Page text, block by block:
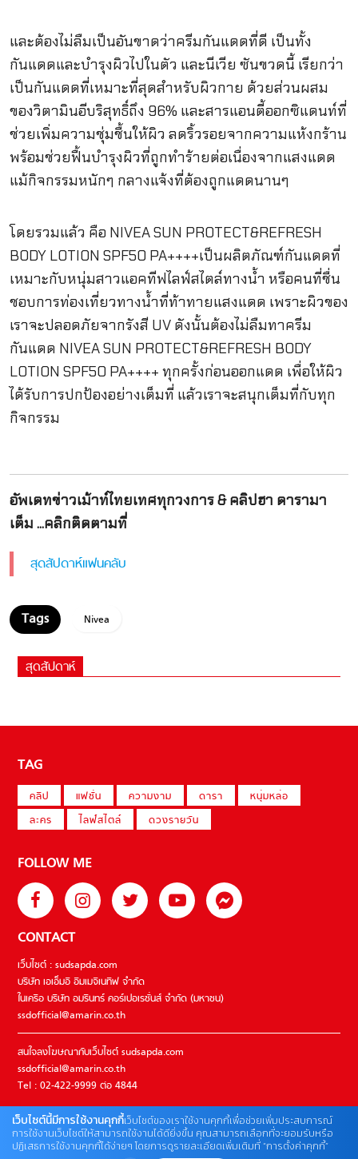
และต้องไม่ลืมเป็นอันขาดว่าครีมกันแดดที่ดี เป็นทั้ง
กันแดดและบำรุงผิวไปในตัว และนีเวีย ซันขวดนี้ เรียกว่า
เป็นกันแดดที่เหมาะที่สุดสำหรับผิวกาย ด้วยส่วนผสม
ของวิตามินอีบริสุทธิ์ถึง 96% และสารแอนตี้ออกซิแดนท์ที่
ช่วยเพิ่มความชุ่มชื้นให้ผิว ลดริ้วรอยจากความแห้งกร้าน
พร้อมช่วยฟื้นบำรุงผิวที่ถูกทำร้ายต่อเนื่องจากแสงแดด
แม้กิจกรรมหนักๆ กลางแจ้งที่ต้องถูกแดดนานๆ
โดยรวมแล้ว คือ NIVEA SUN PROTECT&REFRESH
BODY LOTION SPF50 PA++++เป็นผลิตภัณฑ์กันแดดที่
เหมาะกับหนุ่มสาวแอคทีฟไลฟ์สไตล์ทางน้ำ หรือคนที่ชื่น
ชอบการท่องเที่ยวทางน้ำที่ท้าทายแสงแดด เพราะผิวของ
เราจะปลอดภัยจากรังสี UV ดังนั้นต้องไม่ลืมทาครีม
กันแดด NIVEA SUN PROTECT&REFRESH BODY
LOTION SPF50 PA++++ ทุกครั้งก่อนออกแดด เพื่อให้ผิว
ได้รับการปกป้องอย่างเต็มที่ แล้วเราจะสนุกเต็มที่กับทุก
กิจกรรม
อัพเดทข่าวเม้าท์ไทยเทศทุกวงการ & คลิปฮา ดารามา
เต็ม ...คลิกติดตามที่
สุดสัปดาห์แฟนคลับ
Nivea
สุดสัปดาห์
TAG
คลิป แฟชั่น ความงาม ดารา
หนุ่มหล่อ
ละคร
ไลฟ์สไตล์ ดวงรายวัน
FOLLOW ME
CONTACT
เว็บไซต์ : sudsapda.com
บริษัท เอเอ็มอี อิมเมจิเนทีฟ จำกัด
ในเครือ บริษัท อมรินทร์ คอร์เปอเรชั่นส์ จำกัด (มหาชน)
ssdofficial@amarin.co.th
สนใจลงโฆษณากับเว็บไซต์ sudsapda.com
ssdofficial@amarin.co.th
Tel : 02-422-9999 ต่อ 4844
ติดต่อแจ้งปัญหาหรือร้องเรียน
02-422-9999 ต่อ 4180
เว็บไซต์นี้มีการใช้งานคุกกี้เว็บไซต์ของเราใช้งานคุกกี้เพื่อช่วยเพิ่มประสบการณ์
การใช้งานเว็บไซต์ให้สามารถใช้งานได้ดียิ่งขึ้น คุณสามารถเลือกที่จะยอมรับหรือ
ปฏิเสธการใช้งานคุกกี้ได้ง่ายๆ โดยการดูรายละเอียดเพิ่มเติมที่ “การตั้งค่าคุกกี้”